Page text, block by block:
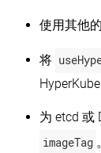
使用其他的
将
HyperKube
为 etcd 或
imageTag 。